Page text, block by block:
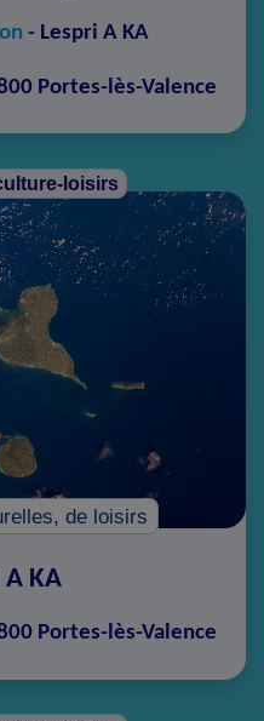
- Lespri A KA
Portes-lès-Valence
loisirs
de loisirs
A KA
Portes-lès-Valence